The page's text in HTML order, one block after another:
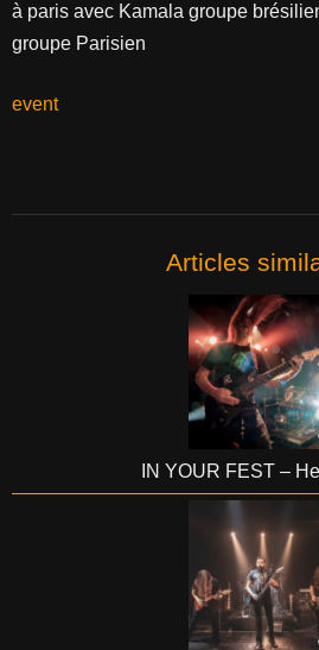
à paris avec Kamala groupe
groupe Parisien
event
Articles
IN YOUR FEST –